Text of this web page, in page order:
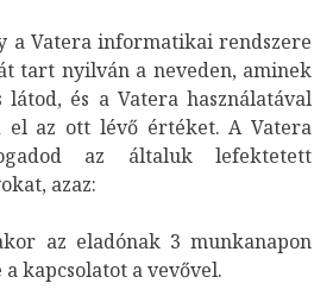
a Vatera informatikai rendszere
tart nyilván a neveden, aminek
és a Vatera használatával
el az ott lévő értéket. A Vatera
az általuk lefektetett
azaz:
az eladónak 3 munkanapon
kapcsolatot a vevővel.